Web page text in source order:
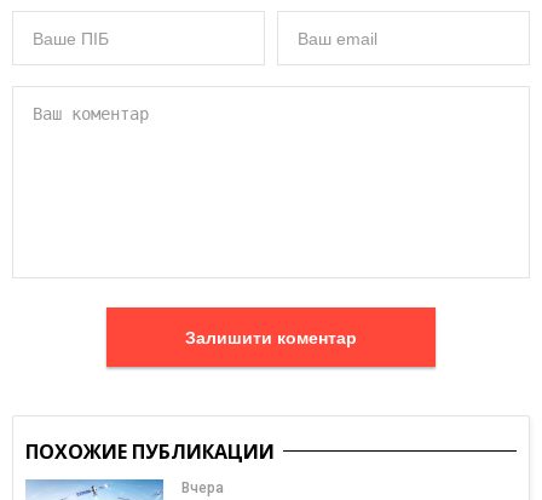
Залишити коментар
ПОХОЖИЕ ПУБЛИКАЦИИ
Вчера